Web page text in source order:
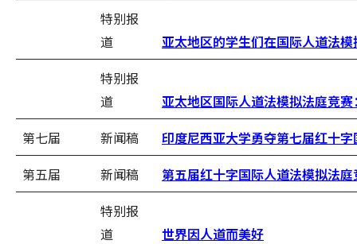
特别报
道
亚太地区的学生们在国际人道法
特别报
道
亚太地区国际人道法模拟法庭竞
第七届
新闻稿
印度尼西亚大学勇夺第七届红十
第五届
新闻稿
第五届红十字国际人道法模拟法
特别报
道
世界因人道而美好